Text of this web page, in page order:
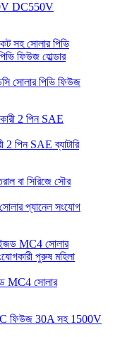
DC550V
সোলার পিভি ফিউজ
2 পিন SAE ব্যাটারি
প্যানেল সংযোগ
MC4 সোলার